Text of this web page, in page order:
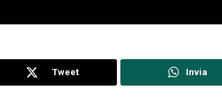
Tweet Invia